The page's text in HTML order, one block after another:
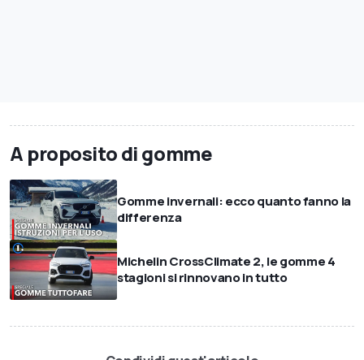
A proposito di gomme
Gomme invernali: ecco quanto fanno la
differenza
Michelin CrossClimate 2, le gomme 4
stagioni si rinnovano in tutto